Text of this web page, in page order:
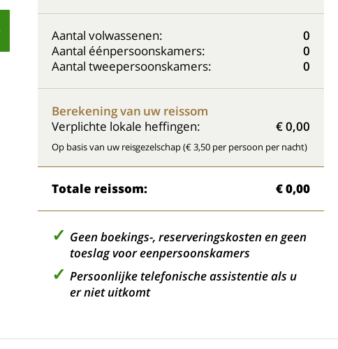
Aantal volwassenen:
0
Aantal éénpersoonskamers:
0
Aantal tweepersoonskamers:
0
Berekening van uw reissom
Verplichte lokale heffingen:
€ 0,00
Op basis van uw reisgezelschap (€ 3,50 per persoon per nacht)
Totale reissom: € 0,00
Geen boekings-, reserveringskosten en geen
toeslag voor eenpersoonskamers
Persoonlijke telefonische assistentie als u
er niet uitkomt